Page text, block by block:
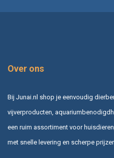
Over ons
Bij Junai.nl shop je eenvoudig
vijverproducten,
een ruim assortiment voor
met snelle levering en scherpe